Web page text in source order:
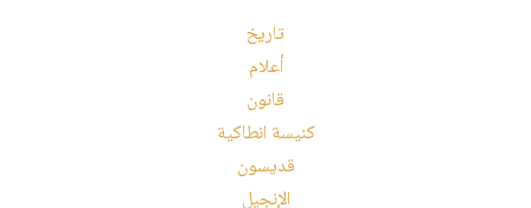
تاريخ
أعلام
قانون
كنيسة انطاكية
قديسون
الإنجيل